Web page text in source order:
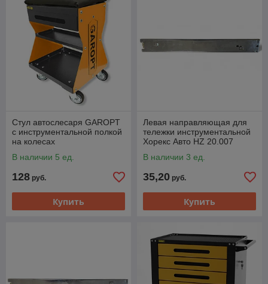
Стул автослесаря GAROPT
с инструментальной полкой
на колесах
В наличии 5 ед.
128 руб.
Купить
Левая направляющая для
тележки инструментальной
Хорекс Авто HZ 20.007
В наличии 3 ед.
35,20 руб.
Купить